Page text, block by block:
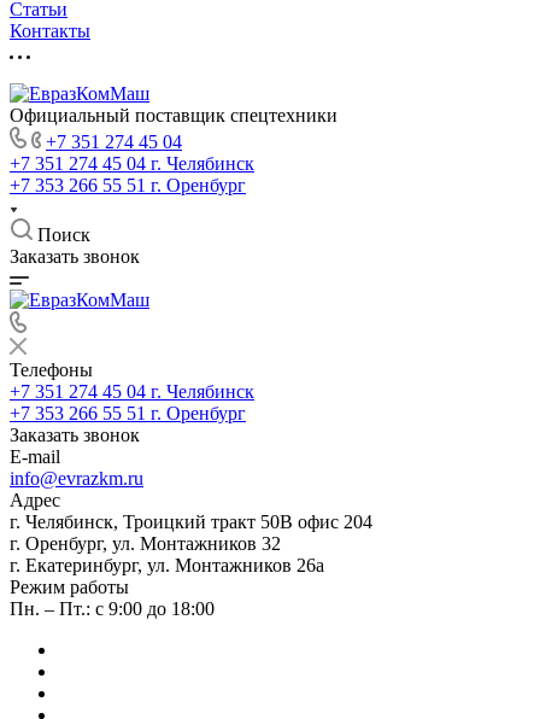
Статьи
Контакты
Официальный поставщик спецтехники
+7 351 274 45 04
+7 351 274 45 04 г. Челябинск
+7 353 266 55 51 г. Оренбург
Поиск
Заказать звонок
Телефоны
+7 351 274 45 04 г. Челябинск
+7 353 266 55 51 г. Оренбург
Заказать звонок
E-mail
info@evrazkm.ru
Адрес
г. Челябинск, Троицкий тракт 50В офис 204
г. Оренбург, ул. Монтажников 32
г. Екатеринбург, ул. Монтажников 26а
Режим работы
Пн. – Пт.: с 9:00 до 18:00